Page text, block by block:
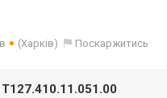
(Харків) Поскаржитись